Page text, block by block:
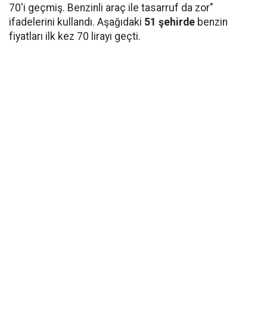
70'i geçmiş. Benzinli araç ile tasarruf da zor"
ifadelerini kullandı. Aşağıdaki 51 şehirde benzin
fiyatları ilk kez 70 lirayı geçti.